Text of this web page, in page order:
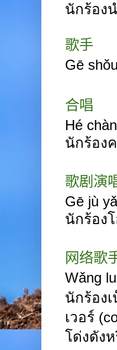
นักร้อง
歌手
Gē shǒu
合唱
Hé
นักร้อง
歌剧演
Gē jù
นักร้องโ
网络歌
Wǎng
นักร้อง
เวอร์
โด่งดัง